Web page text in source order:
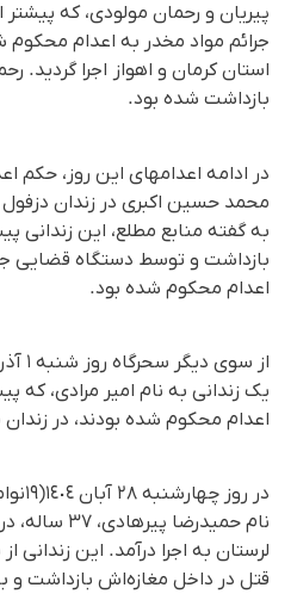
پیریان و رحمان مولودی، که پیشتر
جرائم مواد مخدر به اعدام محکوم
بازداشت شده بود.
در ادامە اعدامهای این روز، حکم
محمد حسین اکبری در زندان
بە گفتە منابع مطلع، این زندانی
بازداشت و توسط دستگاه قضایی
اعدام محکوم شده بود.
یک زندانی بە نام امیر مرادی، که
اعدام محکوم شده بودند، در
در
نام حمیدرضا
لرستان به اجرا درآمد. این
قتل در داخل مغازه‌اش بازداشت و